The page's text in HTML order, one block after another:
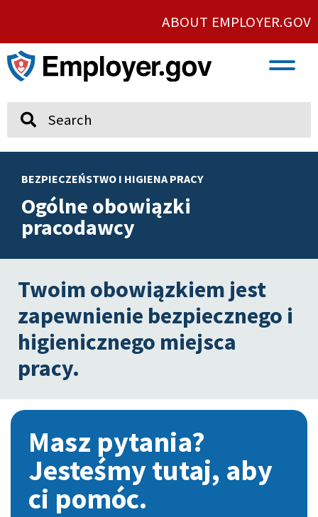
ABOUT EMPLOYER.GOV
BEZPIECZEŃSTWO I HIGIENA PRACY
Ogólne obowiązki
pracodawcy
Twoim obowiązkiem jest
zapewnienie bezpiecznego i
higienicznego miejsca
pracy.
Masz pytania?
Jesteśmy tutaj, aby
ci pomóc.